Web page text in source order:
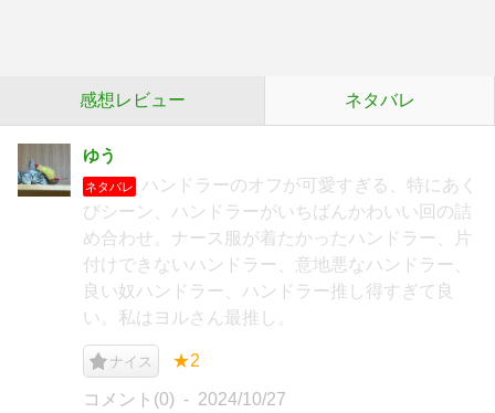
感想レビュー ネタバレ
ゆう
ネタバレ
ハンドラーのオフが可愛すぎる、特にあく
びシーン、ハンドラーがいちばんかわいい回の詰
め合わせ。ナース服が着たかったハンドラー、片
付けできないハンドラー、意地悪なハンドラー、
良い奴ハンドラー、ハンドラー推し得すぎて良
い。私はヨルさん最推し。
ナイス ★2
コメント(0) 2024/10/27